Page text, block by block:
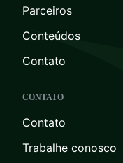
Parceiros
Conteúdos
Contato
CONTATO
Contato
Trabalhe conosco